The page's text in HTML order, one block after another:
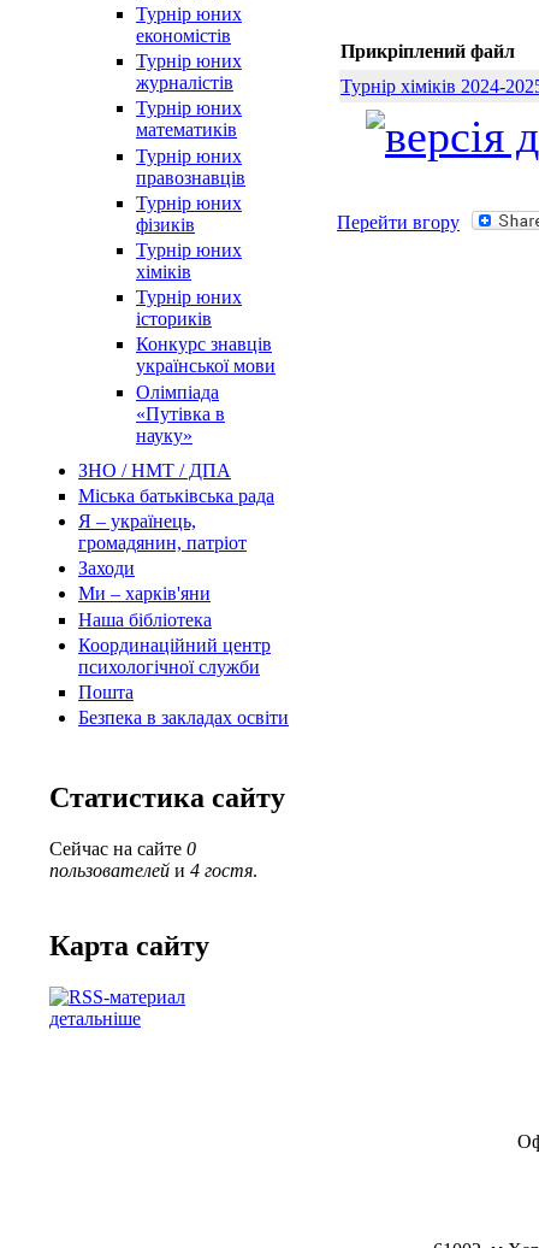
Турнір юних
економістів
Турнір юних
журналістів
Турнір юних
математиків
Турнір юних
правознавців
Турнір юних
фізиків
Турнір юних
хіміків
Турнір юних
істориків
Конкурс знавців
української мови
Олімпіада
«Путівка в
науку»
ЗНО / НМТ / ДПА
Міська батьківська рада
Я – українець,
громадянин, патріот
Заходи
Ми – харків'яни
Наша бібліотека
Координаційний центр
психологічної служби
Пошта
Безпека в закладах освіти
Статистика сайту
Сейчас на сайте 0
пользователей и 4 гостя.
Карта сайту
детальніше
Прикріплений файл
Турнір хіміків 2024-
Перейти вгору